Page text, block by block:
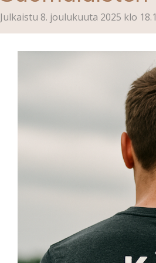
Julkaistu 8. joulukuuta 2025 klo